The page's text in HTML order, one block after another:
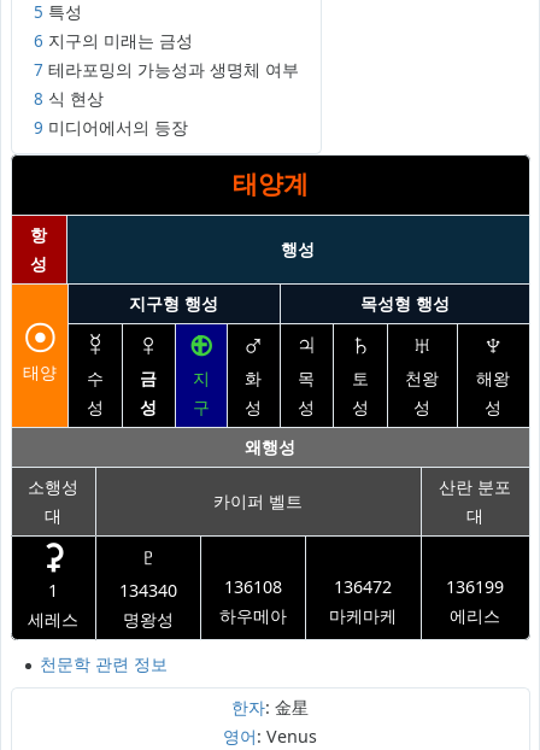
5 특성
6 지구의 미래는 금성
7 테라포밍의 가능성과 생명체 여부
8 식 현상
9 미디어에서의 등장
태양계
항
성
행성
☉
태양
지구형 행성 목성형 행성
☿
수
성
♀
금
성
⊕
지
구
♂
화
성
♃
목
성
♄
토
성
♅
천왕
성
♆
해왕
성
왜행성
소행성
대
카이퍼 벨트
산란 분포
대
⚳
1
세레스
♇
134340
명왕성
136108
하우메아
136472
마케마케
136199
에리스
천문학 관련 정보
한자: 金星
영어: Venus